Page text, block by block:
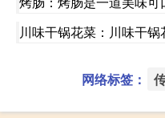
川味干锅花菜：川味干锅
网络标签：